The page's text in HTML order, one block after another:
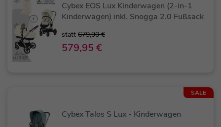
Cybex EOS Lux Kinderwagen (2-in-1
Kinderwagen) inkl. Snogga 2.0 Fußsack
statt 679,90 €
579,95 €
SALE
Cybex Talos S Lux - Kinderwagen